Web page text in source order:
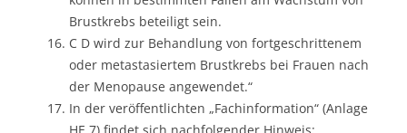
Brustkrebs beteiligt sein.
C D wird zur Behandlung von fortgeschrittenem
oder metastasiertem Brustkrebs bei Frauen nach
der Menopause angewendet.“
In der veröffentlichten „Fachinformation“ (Anlage
HE 7) findet sich nachfolgender Hinweis: